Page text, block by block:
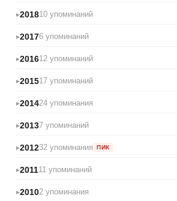
201810 упоминаний
20176 упоминаний
201612 упоминаний
201517 упоминаний
201424 упоминания
20137 упоминаний
201232 упоминания ПИК
201111 упоминаний
20102 упоминания